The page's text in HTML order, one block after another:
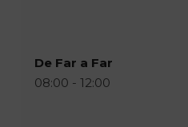
De Far a Far
08:00 - 12:00